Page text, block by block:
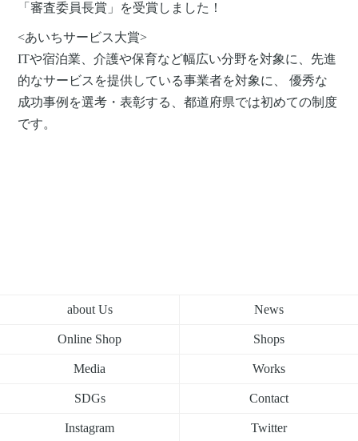
「審査委員長賞」を受賞しました！
<あいちサービス大賞>
ITや宿泊業、介護や保育など幅広い分野を対象に、先進
的なサービスを提供している事業者を対象に、 優秀な
成功事例を選考・表彰する、都道府県では初めての制度
です。
about Us News
Online Shop Shops
Media Works
SDGs Contact
Instagram Twitter